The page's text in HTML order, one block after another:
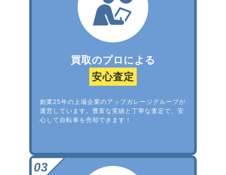
買取のプロによる
安心査定
創業25年の上場企業のアップガレージグループが
運営しています。豊富な実績と丁寧な査定で、安
心して自転車を売却できます！